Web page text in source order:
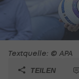
Textquelle: © APA
TEILEN